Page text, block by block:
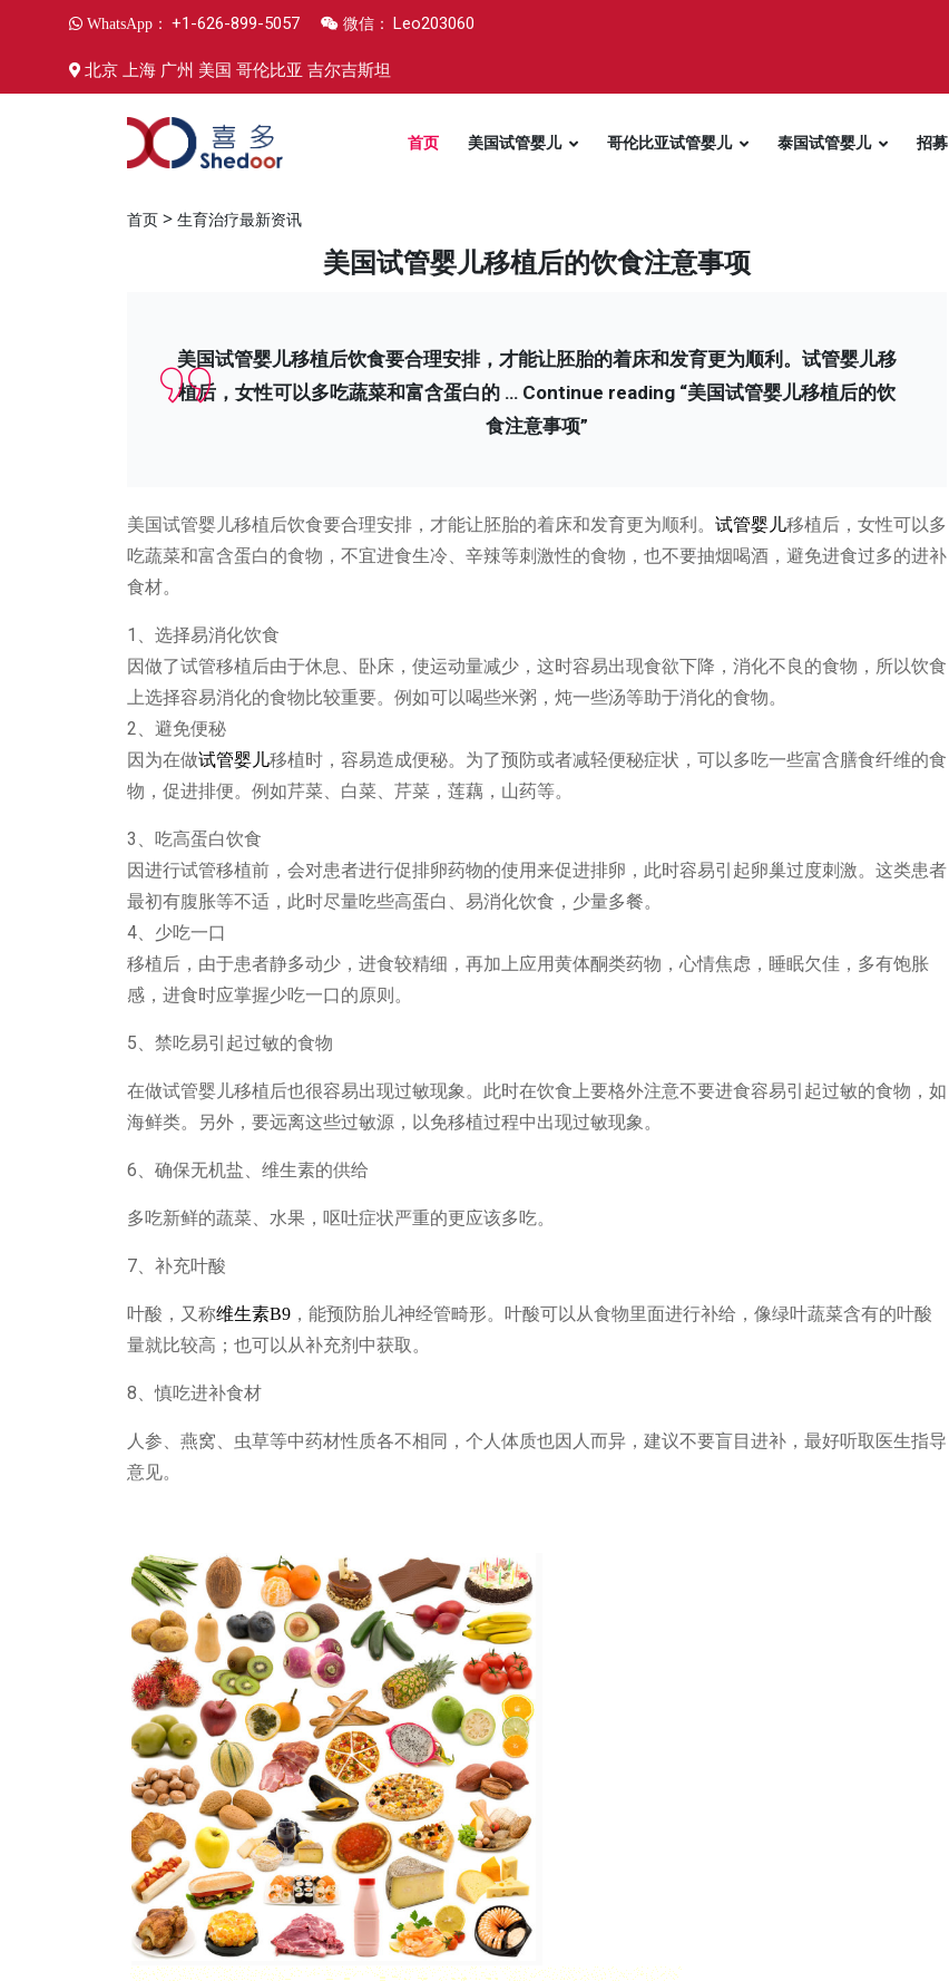
WhatsApp： +1-626-899-5057 微信： Leo203060
北京 上海 广州 美国 哥伦比亚 吉尔吉斯坦
首页 美国试管婴儿 哥伦比亚试管婴儿 泰国试管婴儿 招募
首页 > 生育治疗最新资讯
美国试管婴儿移植后的饮食注意事项
美国试管婴儿移植后饮食要合理安排，才能让胚胎的着床和发育更为顺利。试管婴儿移
植后，女性可以多吃蔬菜和富含蛋白的 … Continue reading “美国试管婴儿移植后的饮
食注意事项”
美国试管婴儿移植后饮食要合理安排，才能让胚胎的着床和发育更为顺利。 试管婴儿移植后，女性可以多
吃蔬菜和富含蛋白的食物，不宜进食生冷、辛辣等刺激性的食物，也不要抽烟喝酒，避免进食过多的进补
食材。
1
、选择易消化饮食
因做了试管移植后由于休息、卧床，使运动量减少，这时容易出现食欲下降，消化不良的食物，所以饮食
上选择容易消化的食物比较重要。例如可以喝些米粥，炖一些汤等助于消化的食物。
2 、避免便秘
因为在做试管婴儿移植时，容易造成便秘。为了预防或者减轻便秘症状，可以多吃一些富含膳食纤维的食
物，促进排便。例如芹菜、白菜、芹菜，莲藕，山药等。
3
、吃高蛋白饮食
因进行试管移植前，会对患者进行促排卵药物的使用来促进排卵，此时容易引起卵巢过度刺激。这类患者
最初有腹胀等不适，此时尽量吃些高蛋白、易消化饮食，少量多餐。
4 、少吃一口
移植后，由于患者静多动少，进食较精细，再加上应用黄体酮类药物，心情焦虑，睡眠欠佳，多有饱胀
感，进食时应掌握少吃一口的原则。
5 、禁吃易引起过敏的食物
在做试管婴儿移植后也很容易出现过敏现象。此时在饮食上要格外注意不要进食容易引起过敏的食物，如
海鲜类。另外，要远离这些过敏源，以免移植过程中出现过敏现象。
6 、确保无机盐、维生素的供给
多吃新鲜的蔬菜、水果，呕吐症状严重的更应该多吃。
7 、补充叶酸
叶酸，又称维生素B9 ，能预防胎儿神经管畸形。叶酸可以从食物里面进行补给，像绿叶蔬菜含有的叶酸
量就比较高；也可以从补充剂中获取。
8 、慎吃进补食材
人参、燕窝、虫草等中药材性质各不相同，个人体质也因人而异，建议不要盲目进补，最好听取医生指导
意见。